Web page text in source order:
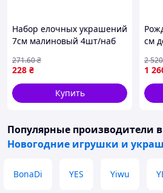
Набор елочных украшений
7см малиновый 4шт/наб
228 ₴
271.60₴
Купить
см
1
2 520
Популярные производители
Новогодние игрушки и
BonaDi YES Yiwu